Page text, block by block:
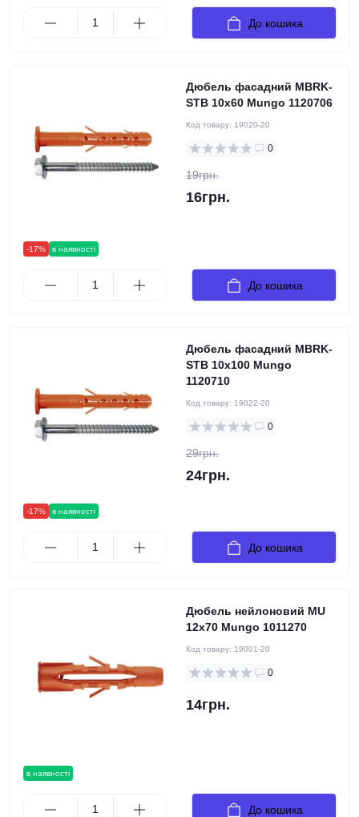
До кошика
-17% в наявності
Дюбель фасадний MBRK-
STB 10х60 Mungo 1120706
Код товару: 19020-20
0
19грн.
16грн.
До кошика
-17% в наявності
Дюбель фасадний MBRK-
STB 10х100 Mungo
1120710
Код товару: 19022-20
0
29грн.
24грн.
До кошика
в наявності
Дюбель нейлоновий MU
12x70 Mungo 1011270
Код товару: 19001-20
0
14грн.
До кошика